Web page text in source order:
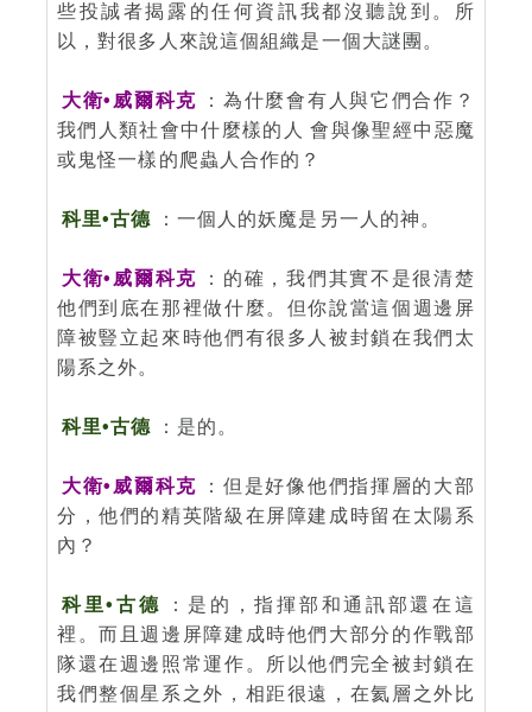
些投誠者揭露的任何資訊我都沒聽說到。所
以，對很多人來說這個組織是一個大謎團。
大衛•威爾科克
：為什麼會有人與它們合作？
我們人類社會中什麼樣的人 會與像聖經中惡魔
或鬼怪一樣的爬蟲人合作的？
科里•古德 ：一個人的妖魔是另一人的神。
大衛•威爾科克
：的確，我們其實不是很清楚
他們到底在那裡做什麼。但你說當這個週邊屏
障被豎立起來時他們有很多人被封鎖在我們太
陽系之外。
科里•古德 ：是的。
大衛•威爾科克
：但是好像他們指揮層的大部
分，他們的精英階級在屏障建成時留在太陽系
內？
科里•古德
：是的，指揮部和通訊部還在這
裡。而且週邊屏障建成時他們大部分的作戰部
隊還在週邊照常運作。所以他們完全被封鎖在
我們整個星系之外，相距很遠，在氦層之外比